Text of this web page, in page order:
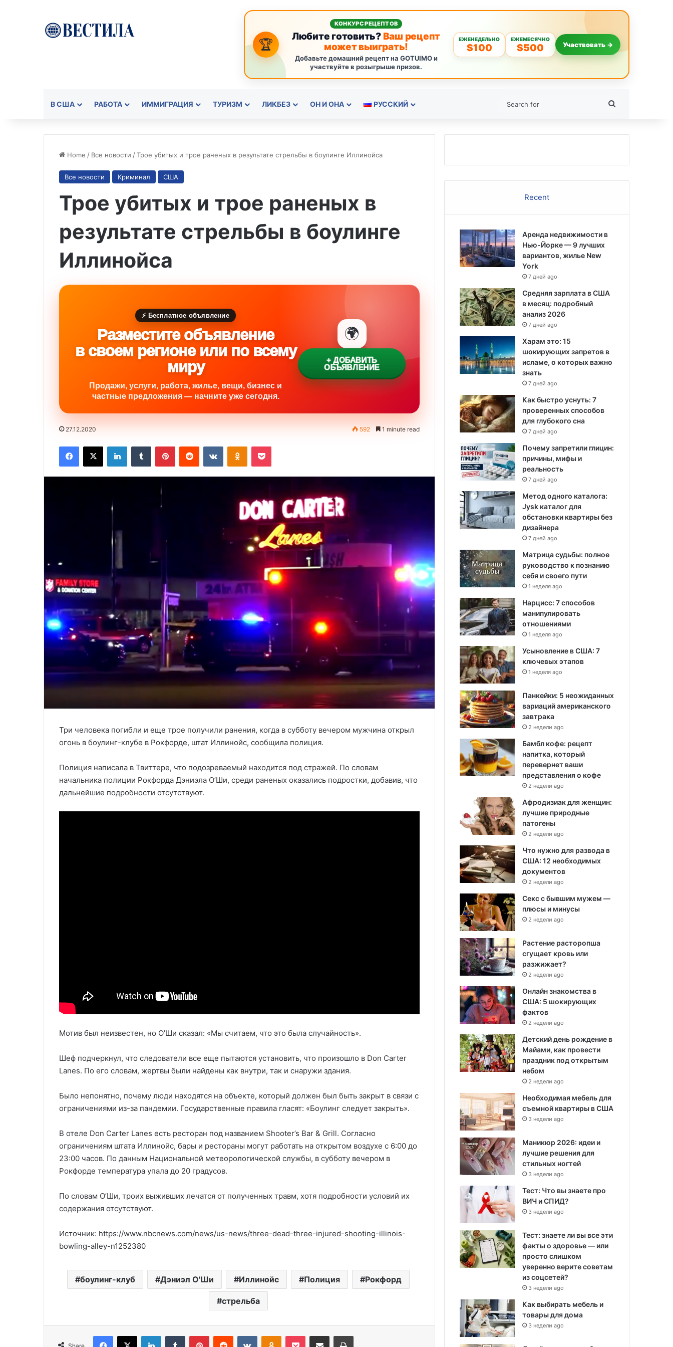
🏆
КОНКУРС РЕЦЕПТОВ
Любите готовить?Ваш рецепт
может выиграть!
Добавьте домашний рецепт на GOTUIMO и
участвуйте в розыгрыше призов.
ЕЖЕНЕДЕЛЬНО
$100
ЕЖЕМЕСЯЧНО
$500 Участвовать →
В США РАБОТА ИММИГРАЦИЯ ТУРИЗМ ЛИКБЕЗ ОН И ОНА РУССКИЙ
Home / Все новости /Трое убитых и трое раненых в результате стрельбы в боулинге Иллинойса
Все новости Криминал США
Трое убитых и трое раненых в
результате стрельбы в боулинге
Иллинойса
⚡ Бесплатное объявление
Разместите объявление
в своем регионе или по всему
миру
Продажи, услуги, работа, жилье, вещи, бизнес и
частные предложения — начните уже сегодня.
🌍
+ ДОБАВИТЬ
ОБЪЯВЛЕНИЕ
27.12.2020 592 1 minute read
Три человека погибли и еще трое получили ранения, когда в субботу вечером мужчина открыл
огонь в боулинг-клубе в Рокфорде, штат Иллинойс, сообщила полиция.
Полиция написала в Твиттере, что подозреваемый находится под стражей. По словам
начальника полиции Рокфорда Дэниэла О’Ши, среди раненых оказались подростки, добавив, что
дальнейшие подробности отсутствуют.
Мотив был неизвестен, но О’Ши сказал: «Мы считаем, что это была случайность».
Шеф подчеркнул, что следователи все еще пытаются установить, что произошло в Don Carter
Lanes. По его словам, жертвы были найдены как внутри, так и снаружи здания.
Было непонятно, почему люди находятся на объекте, который должен был быть закрыт в связи с
ограничениями из-за пандемии. Государственные правила гласят: «Боулинг следует закрыть».
В отеле Don Carter Lanes есть ресторан под названием Shooter’s Bar & Grill. Согласно
ограничениям штата Иллинойс, бары и рестораны могут работать на открытом воздухе с 6:00 до
23:00 часов. По данным Национальной метеорологической службы, в субботу вечером в
Рокфорде температура упала до 20 градусов.
По словам О’Ши, троих выживших лечатся от полученных травм, хотя подробности условий их
содержания отсутствуют.
Источник: https://www.nbcnews.com/news/us-news/three-dead-three-injured-shooting-illinois-
bowling-alley-n1252380
боулинг-клуб Дэниэл О'Ши Иллинойс Полиция Рокфорд
стрельба
Удивительные факты о Флориде
шокирующих случаев
Recent
Аренда недвижимости в
Нью-Йорке — 9 лучших
вариантов, жилье New
York
7 дней ago
Средняя зарплата в США
в месяц: подробный
анализ 2026
7 дней ago
Харам это: 15
шокирующих запретов в
исламе, о которых важно
знать
7 дней ago
Как быстро уснуть: 7
проверенных способов
для глубокого сна
7 дней ago
Почему запретили глицин:
причины, мифы и
реальность
7 дней ago
Метод одного каталога:
Jysk каталог для
обстановки квартиры без
дизайнера
7 дней ago
Матрица судьбы: полное
руководство к познанию
себя и своего пути
1 неделя ago
Нарцисс: 7 способов
манипулировать
отношениями
1 неделя ago
Усыновление в США: 7
ключевых этапов
1 неделя ago
Панкейки: 5 неожиданных
вариаций американского
завтрака
2 недели ago
Бамбл кофе: рецепт
напитка, который
перевернет ваши
представления о кофе
2 недели ago
Афродизиак для женщин:
лучшие природные
патогены
2 недели ago
Что нужно для развода в
США: 12 необходимых
документов
2 недели ago
Секс с бывшим мужем —
плюсы и минусы
2 недели ago
Растение расторопша
сгущает кровь или
разжижает?
2 недели ago
Онлайн знакомства в
США: 5 шокирующих
фактов
2 недели ago
Детский день рождение в
Майами, как провести
праздник под открытым
небом
2 недели ago
Необходимая мебель для
съемной квартиры в США
3 недели ago
Маникюр 2026: идеи и
лучшие решения для
стильных ногтей
3 недели ago
Тест: Что вы знаете про
ВИЧ и СПИД?
3 недели ago
Тест: знаете ли вы все эти
факты о здоровье — или
просто слишком
уверенно верите советам
из соцсетей?
3 недели ago
Как выбирать мебель и
товары для дома
3 недели ago